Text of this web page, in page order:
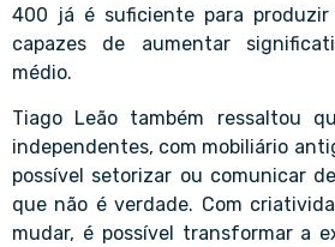
400 já é suficiente para produzir
capazes de aumentar
médio.
Tiago Leão também ressaltou
independentes, com mobiliário
possível setorizar ou comunicar
que não é verdade. Com
mudar, é possível transformar a